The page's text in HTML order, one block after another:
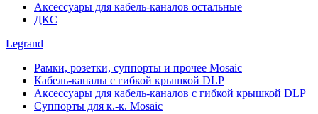
Аксессуары для кабель-каналов остальные
ДКС
Legrand
Рамки, розетки, суппорты и прочее Mosaic
Кабель-каналы с гибкой крышкой DLP
Аксессуары для кабель-каналов с гибкой крышкой DLP
Суппорты для к.-к. Mosaic